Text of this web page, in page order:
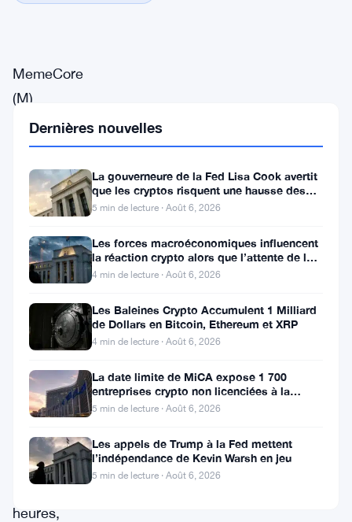
MemeCore
(M)
bondi
7,74%
2,71
tête
tableau
des
hausses
sur
heures,
Dernières nouvelles
La gouverneure de la Fed Lisa Cook avertit
que les cryptos risquent une hausse des
taux
5 min de lecture · Août 6, 2026
Les forces macroéconomiques influencent
la réaction crypto alors que l’attente de la
Fed se poursuit
4 min de lecture · Août 6, 2026
Les Baleines Crypto Accumulent 1 Milliard
de Dollars en Bitcoin, Ethereum et XRP
4 min de lecture · Août 6, 2026
La date limite de MiCA expose 1 700
entreprises crypto non licenciées à la
fraude par usurpation
5 min de lecture · Août 6, 2026
Les appels de Trump à la Fed mettent
l’indépendance de Kevin Warsh en jeu
5 min de lecture · Août 6, 2026